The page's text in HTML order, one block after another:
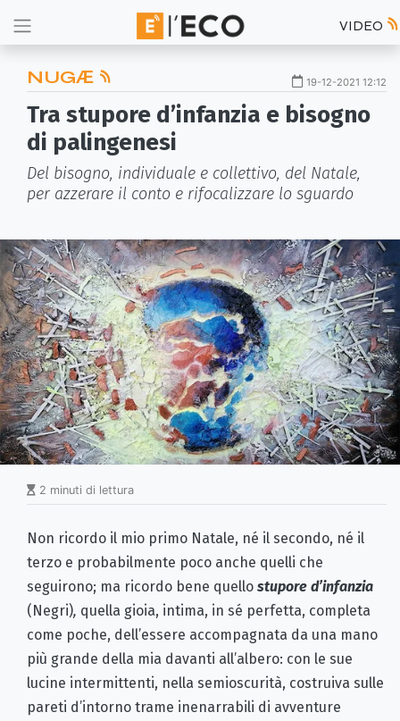
VIDEO
NUGӔ 19-12-2021 12:12
Tra stupore d’infanzia e bisogno
di palingenesi
Del bisogno, individuale e collettivo, del Natale,
per azzerare il conto e rifocalizzare lo sguardo
2 minuti di lettura
Non ricordo il mio primo Natale, né il secondo, né il
terzo e probabilmente poco anche quelli che
seguirono; ma ricordo bene quello stupore d’infanzia
(Negri), quella gioia, intima, in sé perfetta, completa
come poche, dell’essere accompagnata da una mano
più grande della mia davanti all’albero: con le sue
lucine intermittenti, nella semioscurità, costruiva sulle
pareti d’intorno trame inenarrabili di avventure